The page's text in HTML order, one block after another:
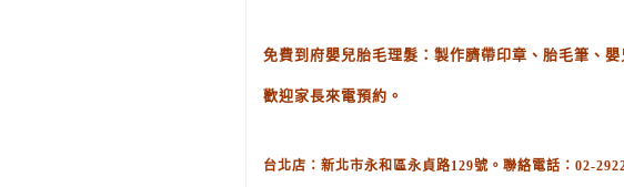
免費到府嬰兒胎毛理髮：製作臍帶印章、胎毛筆、嬰
歡迎家長來電預約。
台北店：新北市永和區永貞路129號。聯絡電話：02-